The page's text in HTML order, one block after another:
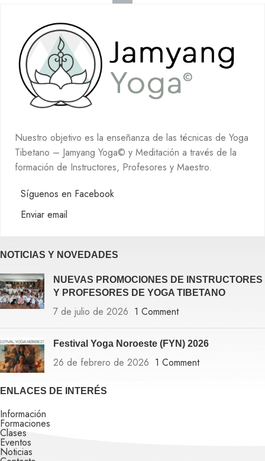
Nuestro objetivo es la enseñanza de las técnicas de Yoga
Tibetano – Jamyang Yoga© y Meditación a través de la
formación de Instructores, Profesores y Maestro.
Síguenos en Facebook
Enviar email
NOTICIAS Y NOVEDADES
NUEVAS PROMOCIONES DE INSTRUCTORES
Y PROFESORES DE YOGA TIBETANO
7 de julio de 2026 1 Comment
Festival Yoga Noroeste (FYN) 2026
26 de febrero de 2026 1 Comment
ENLACES DE INTERÉS
Información
Formaciones
Clases
Eventos
Noticias